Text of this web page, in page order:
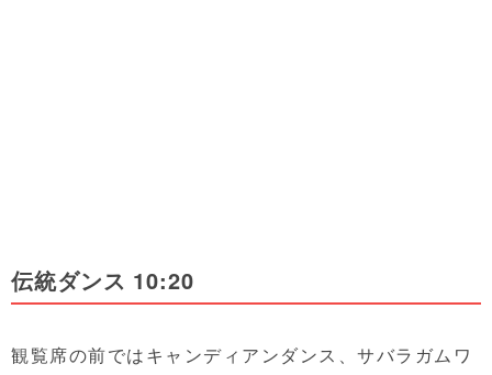
伝統ダンス 10:20
観覧席の前ではキャンディアンダンス、サバラガムワ